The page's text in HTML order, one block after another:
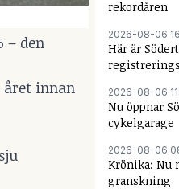
– den
året innan
rekordåren
2026-08-06
Här är
2026-08-06
Nu öppnar
cykelgarage
2026-08-06
Krönika: Nu
granskning